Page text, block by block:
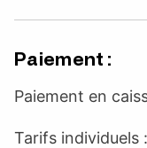
Paiement :
Paiement en
Tarifs individuels :